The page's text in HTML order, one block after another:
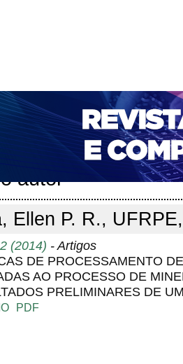
ACESSO CADASTRO
PORTAL DE REVISTAS DA UNIFACS
NOVA SUBMISSÃO
autor
Ellen P. R.,
(2014) - Artigos
DE PROCESSAMENTO
AO PROCESSO DE
PRELIMINARES DE
PDF